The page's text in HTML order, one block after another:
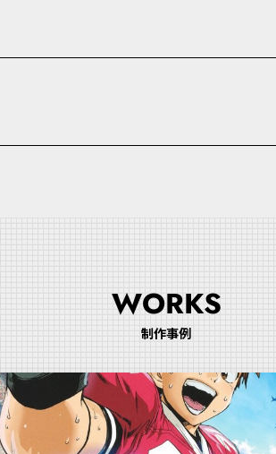
WORKS
制作事例